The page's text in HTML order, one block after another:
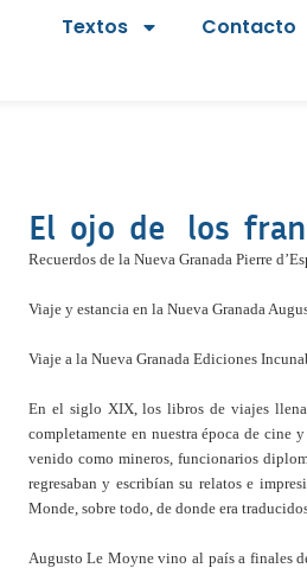
Textos Contacto
El ojo de los
Recuerdos de la Nueva Granada Pierre
Viaje y estancia en la Nueva Granada
Viaje a la Nueva Granada Ediciones
En el siglo XIX, los libros de viajes
completamente en nuestra época de cine
venido como mineros, funcionarios
regresaban y escribían su relatos e
Monde, sobre todo, de donde era
Augusto Le Moyne vino al país a finales